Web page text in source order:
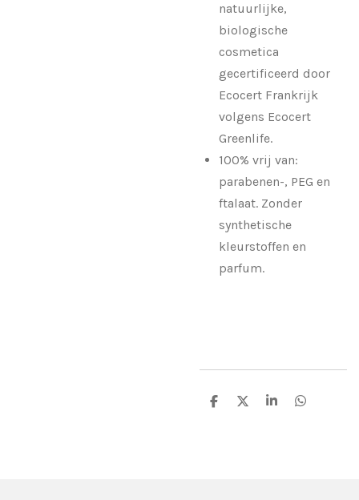
natuurlijke,
biologische
cosmetica
gecertificeerd door
Ecocert Frankrijk
volgens Ecocert
Greenlife.
100% vrij van:
parabenen-, PEG en
ftalaat. Zonder
synthetische
kleurstoffen en
parfum.
D
D
S
D